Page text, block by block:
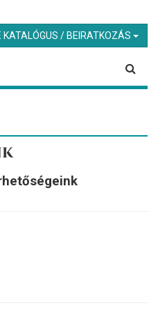
KATALÓGUS / BEIRATKOZÁS